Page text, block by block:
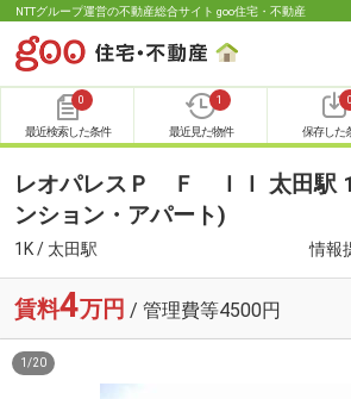
NTTグループ運営の不動産総合サイト goo住宅・不動産
0
最近検索した条件
1
最近見た物件
0
保存した
レオパレスＰ Ｆ ＩＩ 太田駅
ンション・アパート)
1K / 太田駅 情報
賃料4万円 / 管理費等4500円
1 /20